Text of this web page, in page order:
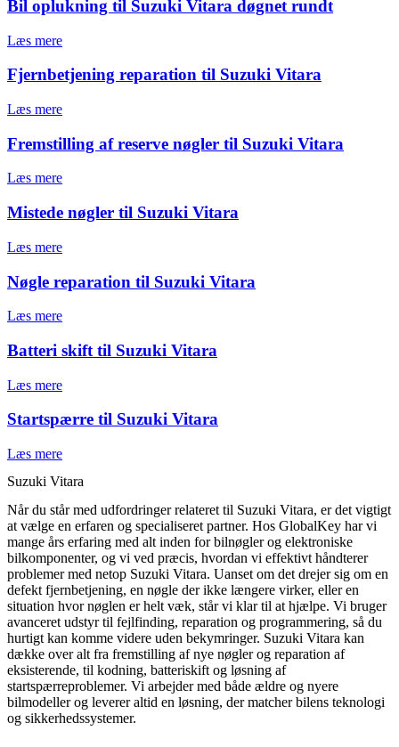
Bil oplukning til Suzuki Vitara døgnet rundt
Læs mere
Fjernbetjening reparation til Suzuki Vitara
Læs mere
Fremstilling af reserve nøgler til Suzuki Vitara
Læs mere
Mistede nøgler til Suzuki Vitara
Læs mere
Nøgle reparation til Suzuki Vitara
Læs mere
Batteri skift til Suzuki Vitara
Læs mere
Startspærre til Suzuki Vitara
Læs mere
Suzuki Vitara
Når du står med udfordringer relateret til Suzuki Vitara, er det vigtigt
at vælge en erfaren og specialiseret partner. Hos GlobalKey har vi
mange års erfaring med alt inden for bilnøgler og elektroniske
bilkomponenter, og vi ved præcis, hvordan vi effektivt håndterer
problemer med netop Suzuki Vitara. Uanset om det drejer sig om en
defekt fjernbetjening, en nøgle der ikke længere virker, eller en
situation hvor nøglen er helt væk, står vi klar til at hjælpe. Vi bruger
avanceret udstyr til fejlfinding, reparation og programmering, så du
hurtigt kan komme videre uden bekymringer. Suzuki Vitara kan
dække over alt fra fremstilling af nye nøgler og reparation af
eksisterende, til kodning, batteriskift og løsning af
startspærreproblemer. Vi arbejder med både ældre og nyere
bilmodeller og leverer altid en løsning, der matcher bilens teknologi
og sikkerhedssystemer.